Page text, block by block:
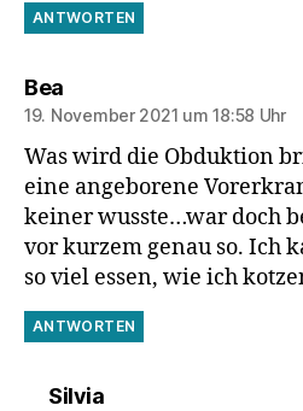
ANTWORTEN
Beasagt:
19. November 2021 um 18:58 Uhr
Was wird die Obduktion
eine angeborene
keiner wusste…war doch
vor kurzem genau so. Ich
so viel essen, wie ich
ANTWORTEN
Silviasagt: